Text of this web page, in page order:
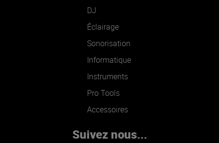
DJ
Éclairage
Sonorisation
Informatique
Instruments
Pro Tools
Accessoires
Suivez nous...